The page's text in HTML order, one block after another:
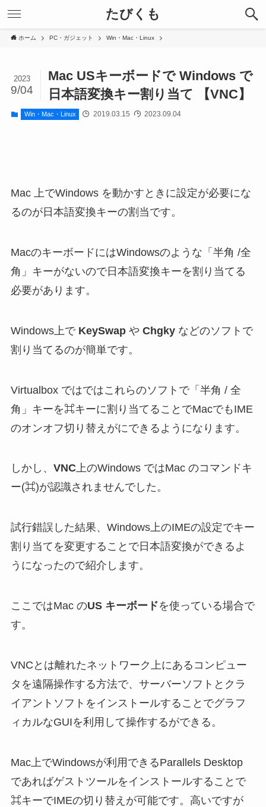
たびくも
ホーム PC・ガジェット Win・Mac・Linux
Mac USキーボードで Windows で
日本語変換キー割り当て 【VNC】
2023
9/04
Win・Mac・Linux 2019.03.15 2023.09.04
Mac 上でWindows を動かすときに設定が必要にな
るのが日本語変換キーの割当です。
MacのキーボードにはWindowsのような「半角 /全
角」キーがないので日本語変換キーを割り当てる
必要があります。
Windows上でKeySwapや Chgky などのソフトで
割り当てるのが簡単です。
Virtualbox ではではこれらのソフトで「半角 / 全
角」キーを⌘キーに割り当てることでMacでもIME
のオンオフ切り替えがにできるようになります。
しかし、 VNC上のWindows ではMac のコマンドキ
ー(⌘)が認識されませんでした。
試行錯誤した結果、Windows上のIMEの設定でキー
割り当てを変更することで日本語変換ができるよ
うになったので紹介します。
ここではMac のUS キーボードを使っている場合で
す。
VNCとは離れたネットワーク上にあるコンピュー
タを遠隔操作する方法で、サーバーソフトとクラ
イアントソフトをインストールすることでグラフ
ィカルなGUIを利用して操作するができる。
Mac上でWindowsが利用できるParallels Desktop
であればゲストツールをインストールすることで
⌘キーでIMEの切り替えが可能です。高いですが